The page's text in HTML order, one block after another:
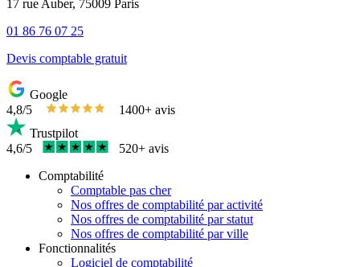
17 rue Auber, 75009 Paris
01 86 76 07 25
Devis comptable gratuit
Google
4,8/5
1400+ avis
Trustpilot
4,6/5
520+ avis
Comptabilité
Comptable pas cher
Nos offres de comptabilité par activité
Nos offres de comptabilité par statut
Nos offres de comptabilité par ville
Fonctionnalités
Logiciel de comptabilité